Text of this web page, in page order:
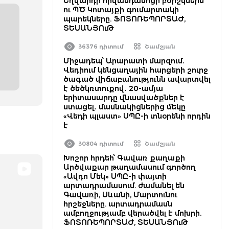
ու ՊԾ Կոտայքի գումարտակի
պարեկները. ՖՈՏՈՌԵՊՈՐՏԱԺ,
ՏԵՍԱՆՅՈւԹ
36376 դիտում Շամշյան
Միջադեպ՝ Արարատի մարզում․
Վեդիում կենցաղային հարցերի շուրջ
ծագած վիճաբանությունն ավարտվել
է ծեծկռտուքով․ 20-ամյա
երիտասարդը վնասվածքներ է
ստացել․ մասնակիցներից մեկը
«Վեդի պլաստ» ՍՊԸ-ի տնօրենի որդին
է
30804 դիտում Շամշյան
Խոշոր հրդեհ՝ Գավառ քաղաքի
Արծվաքար թաղամասում գործող
«Ավդո Մեկ» ՍՊԸ-ի փայտի
արտադրամասում. ժամանել են
Գավառի, Սևանի, Մարտունու
հրշեջները. արտադրամասն
ամբողջությամբ վերածվել է մոխրի.
ՖՈՏՈՌԵՊՈՐՏԱԺ, ՏԵՍԱՆՅՈւԹ